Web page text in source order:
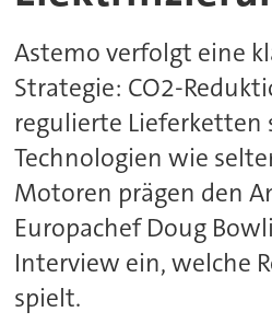
Astemo verfolgt eine
Strategie: CO2-
regulierte Lieferketten
Technologien wie
Motoren prägen den
Europachef Doug
Interview ein, welche
spielt.